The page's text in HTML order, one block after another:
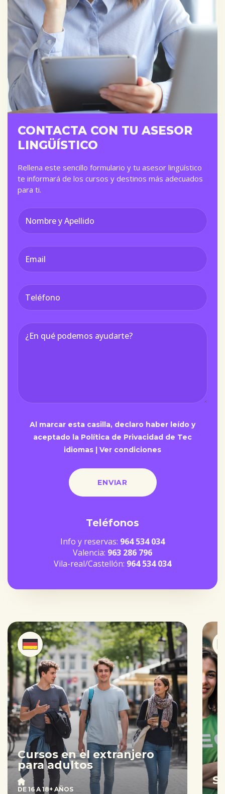
CONTACTA CON TU ASESOR
LINGÜÍSTICO
Rellena este sencillo formulario y tu asesor lingüístico
te informará de los cursos y destinos más adecuados
para ti.
Al marcar esta casilla, declaro haber leído y
aceptado la Política de Privacidad de Tec
idiomas | Ver condiciones
Teléfonos
Info y reservas: 964 534 034
Valencia: 963 286 796
Vila-real/Castellón: 964 534 034
Cursos en el extranjero
para adultos
DE 16 A 18+ AÑOS